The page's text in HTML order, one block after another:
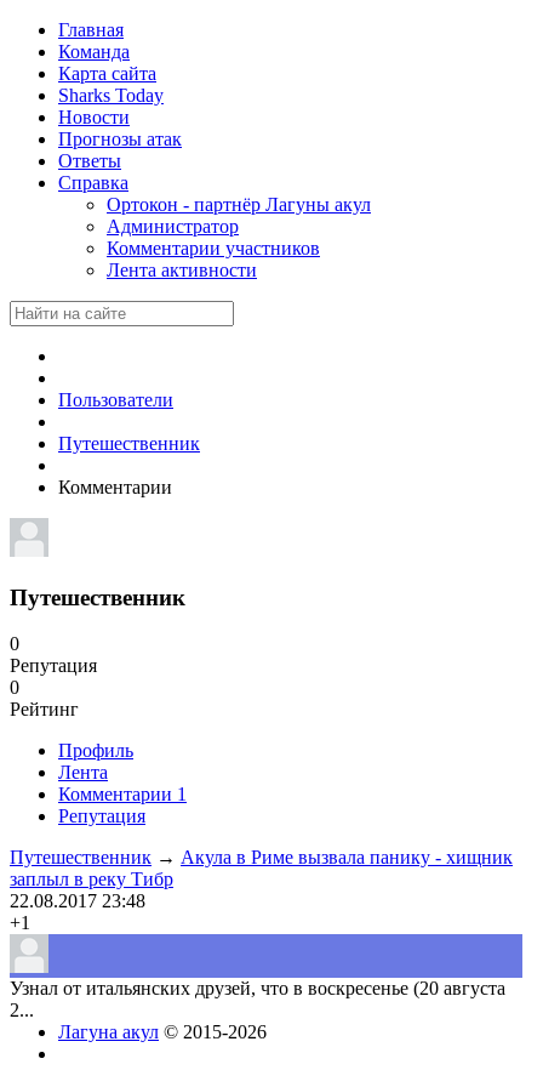
Главная
Команда
Карта сайта
Sharks Today
Новости
Прогнозы атак
Ответы
Справка
Ортокон - партнёр Лагуны акул
Администратор
Комментарии участников
Лента активности
Пользователи
Путешественник
Комментарии
Путешественник
0
Репутация
0
Рейтинг
Профиль
Лента
Комментарии 1
Репутация
Путешественник → Акула в Риме вызвала панику - хищник
заплыл в реку Тибр
22.08.2017 23:48
+1
Узнал от итальянских друзей, что в воскресенье (20 августа
2...
Лагуна акул © 2015-2026